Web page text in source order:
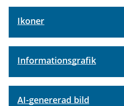
Ikoner
Informationsgrafik
AI-genererad bild